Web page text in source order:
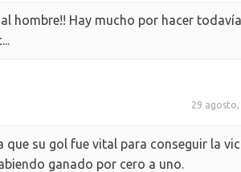
hombre!! Hay mucho por hacer
29 agosto,
que su gol fue vital para conseguir la
ganado por cero a uno.